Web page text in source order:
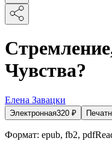
Чувства?
Елена Завацки
Электронная320 ₽
Формат: epub, fb2,